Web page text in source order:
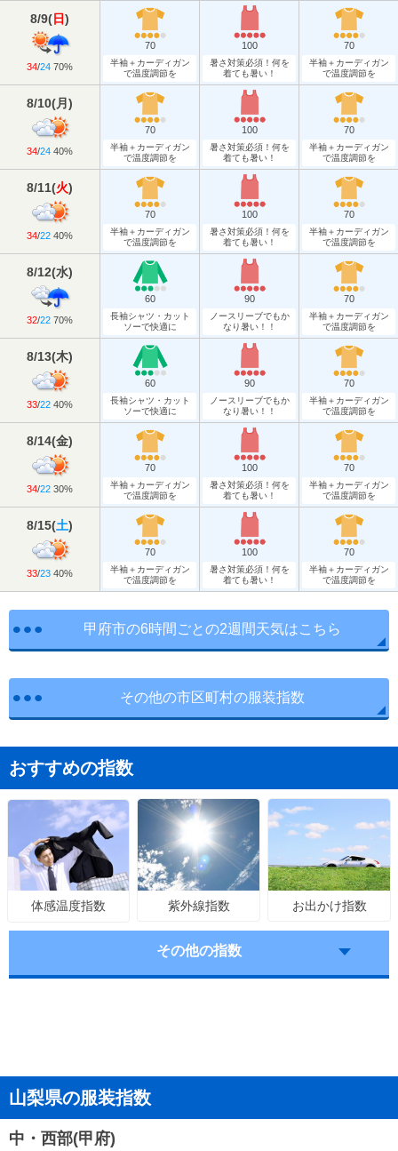
8/9(日)
34/24 70%
70
半袖＋カーディガン
で温度調節を
100
暑さ対策必須！何を
着ても暑い！
70
半袖＋カーディガン
で温度調節を
8/10(月 )
34/24 40%
70
半袖＋カーディガン
で温度調節を
100
暑さ対策必須！何を
着ても暑い！
70
半袖＋カーディガン
で温度調節を
8/11(火)
34/22 40%
70
半袖＋カーディガン
で温度調節を
100
暑さ対策必須！何を
着ても暑い！
70
半袖＋カーディガン
で温度調節を
8/12(水)
32/22 70%
60
長袖シャツ・カット
ソーで快適に
90
ノースリーブでもか
なり暑い！！
70
半袖＋カーディガン
で温度調節を
8/13(木)
33/22 40%
60
長袖シャツ・カット
ソーで快適に
90
ノースリーブでもか
なり暑い！！
70
半袖＋カーディガン
で温度調節を
8/14(金)
34/22 30%
70
半袖＋カーディガン
で温度調節を
100
暑さ対策必須！何を
着ても暑い！
70
半袖＋カーディガン
で温度調節を
8/15(土)
33/23 40%
70
半袖＋カーディガン
で温度調節を
100
暑さ対策必須！何を
着ても暑い！
70
半袖＋カーディガン
で温度調節を
甲府市の6時間ごとの2週間天気はこちら
その他の市区町村の服装指数
おすすめの指数
体感温度指数 紫外線指数 お出かけ指数
その他の指数
山梨県の服装指数
中・西部(甲府)